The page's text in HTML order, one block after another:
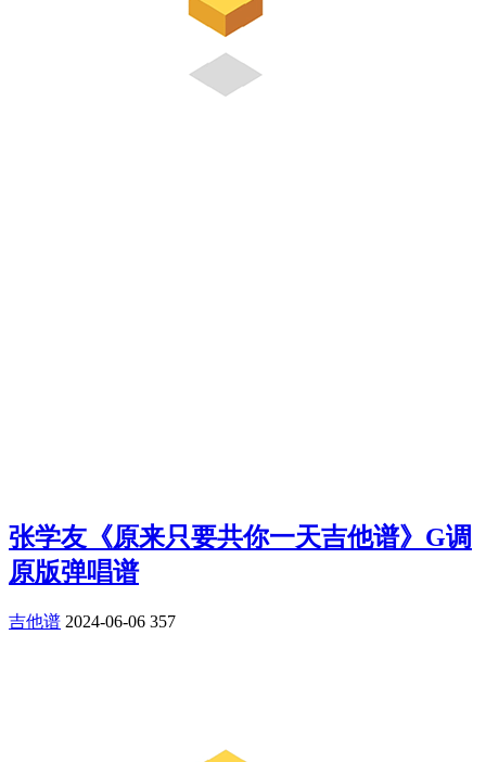
张学友《原来只要共你一天吉他谱》G调
原版弹唱谱
吉他谱 2024-06-06 357